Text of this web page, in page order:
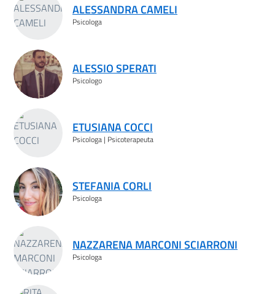
ALESSANDRA CAMELI
Psicologa
ALESSIO SPERATI
Psicologo
ETUSIANA COCCI
Psicologa | Psicoterapeuta
STEFANIA CORLI
Psicologa
NAZZARENA MARCONI SCIARRONI
Psicologa